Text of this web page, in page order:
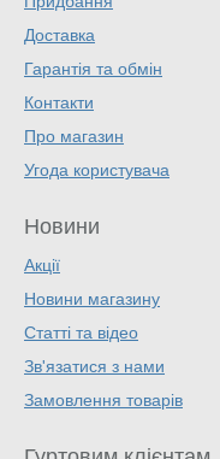
Доставка
Гарантія та обмін
Контакти
Про магазин
Угода користувача
Новини
Акції
Новини магазину
Статті та відео
Зв'язатися з нами
Замовлення товарів